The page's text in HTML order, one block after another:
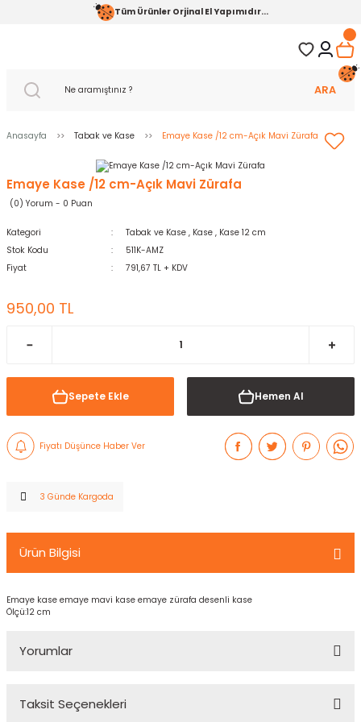
Tüm Ürünler Orjinal El Yapımıdır...
ARA
Anasayfa Tabak ve Kase Emaye Kase /12 cm-Açık Mavi Zürafa
Emaye Kase /12 cm-Açık Mavi Zürafa
(0) Yorum - 0 Puan
Kategori Tabak ve Kase , Kase , Kase 12 cm
Stok Kodu
511K-AMZ
Fiyat
791,67 TL + KDV
950,00 TL
Sepete Ekle Hemen Al
Fiyatı Düşünce Haber Ver
3 Günde Kargoda
Ürün Bilgisi
Emaye kase emaye mavi kase emaye zürafa desenli kase
Ölçü:12 cm
Yorumlar
Taksit Seçenekleri